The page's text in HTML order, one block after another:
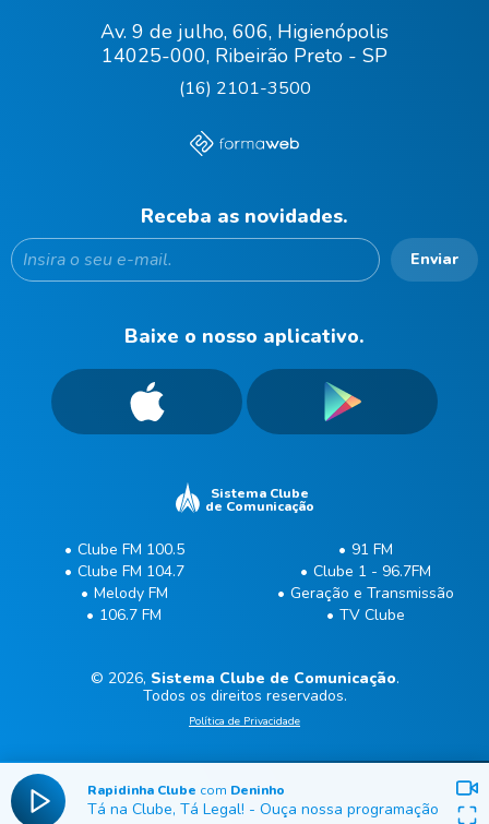
Av. 9 de julho, 606, Higienópolis
14025-000, Ribeirão Preto - SP
(16) 2101-3500
Receba as novidades.
Enviar
Baixe o nosso aplicativo.
Sistema Clube
de Comunicação
Clube FM 100.5
Clube FM 104.7
Melody FM
106.7 FM
91 FM
Clube 1 - 96.7FM
Geração e Transmissão
TV Clube
© 2026, Sistema Clube de Comunicação.
Todos os direitos reservados.
Política de Privacidade
Rapidinha Clube com Deninho
Tá na Clube, Tá Legal! - Ouça nossa programação